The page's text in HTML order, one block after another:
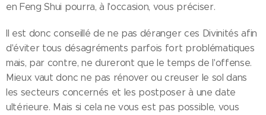
en Feng Shui pourra, à l'occasion, vous préciser.
Il est donc conseillé de ne pas déranger ces Divinités afin
d'éviter tous désagréments parfois fort problématiques
mais, par contre, ne dureront que le temps de l'offense.
Mieux vaut donc ne pas rénover ou creuser le sol dans
les secteurs concernés et les postposer à une date
ultérieure. Mais si cela ne vous est pas possible, vous